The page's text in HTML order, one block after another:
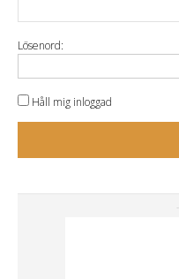
Lösenord:
Håll mig inloggad